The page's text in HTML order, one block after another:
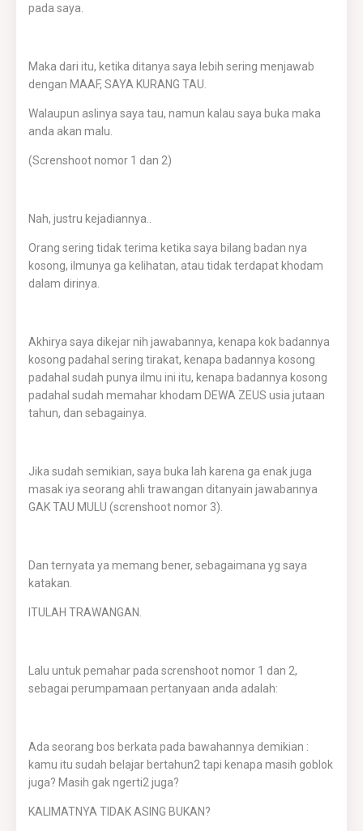
pada saya.
Maka dari itu, ketika ditanya saya lebih sering menjawab
dengan MAAF, SAYA KURANG TAU.
Walaupun aslinya saya tau, namun kalau saya buka maka
anda akan malu.
(Screnshoot nomor 1 dan 2)
Nah, justru kejadiannya..
Orang sering tidak terima ketika saya bilang badan nya
kosong, ilmunya ga kelihatan, atau tidak terdapat khodam
dalam dirinya.
Akhirya saya dikejar nih jawabannya, kenapa kok badannya
kosong padahal sering tirakat, kenapa badannya kosong
padahal sudah punya ilmu ini itu, kenapa badannya kosong
padahal sudah memahar khodam DEWA ZEUS usia jutaan
tahun, dan sebagainya.
Jika sudah semikian, saya buka lah karena ga enak juga
masak iya seorang ahli trawangan ditanyain jawabannya
GAK TAU MULU (screnshoot nomor 3).
Dan ternyata ya memang bener, sebagaimana yg saya
katakan.
ITULAH TRAWANGAN.
Lalu untuk pemahar pada screnshoot nomor 1 dan 2,
sebagai perumpamaan pertanyaan anda adalah:
Ada seorang bos berkata pada bawahannya demikian :
kamu itu sudah belajar bertahun2 tapi kenapa masih goblok
juga? Masih gak ngerti2 juga?
KALIMATNYA TIDAK ASING BUKAN?